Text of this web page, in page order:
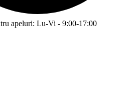
apeluri: Lu-Vi - 9:00-17:00